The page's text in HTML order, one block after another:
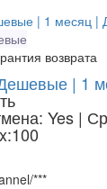
возврата
| 1
Yes |
***